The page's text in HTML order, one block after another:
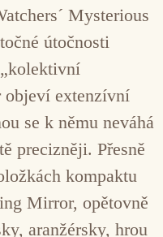
Mysterious
útočnosti
objeví extenzívní
se k němu neváhá
precizněji. Přesně
kompaktu
Mirror, opětovně
aranžérsky, hrou